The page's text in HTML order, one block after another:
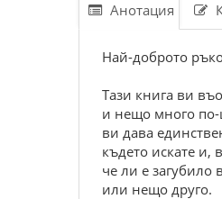
Анотация
Най-доброто
Тази книга ви
и нещо много по-
ви дава
където искате и,
че ли е загубило
или нещо друго.